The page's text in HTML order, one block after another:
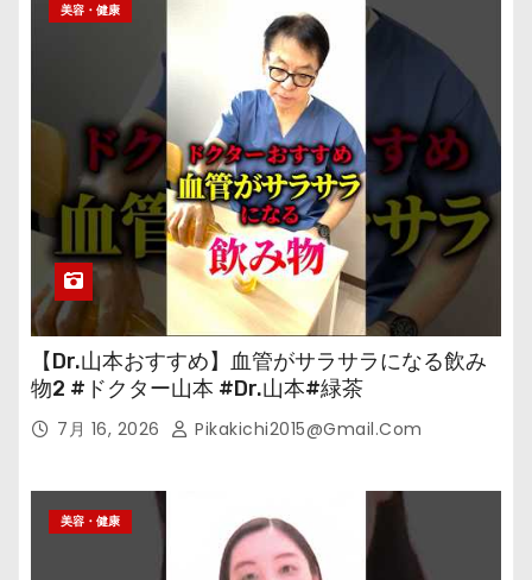
美容・健康
【Dr.山本おすすめ】血管がサラサラになる飲み
物2 #ドクター山本 #Dr.山本#緑茶
7月 16, 2026 Pikakichi2015@gmail.com
美容・健康